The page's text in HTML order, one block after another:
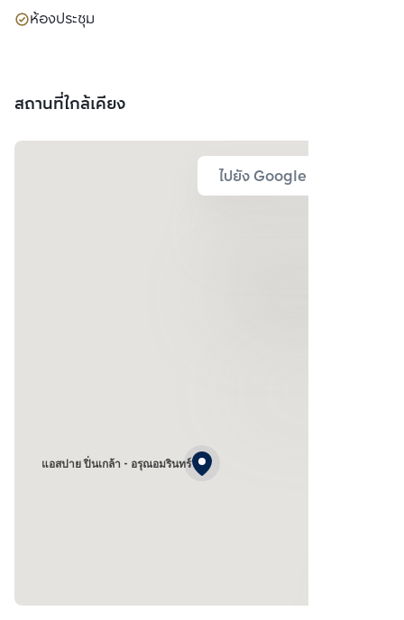
ห้องประชุม
สถานที่ใกล้เคียง
ไปยัง Google Map
แอสปาย ปิ่นเกล้า - อรุณอมรินทร์